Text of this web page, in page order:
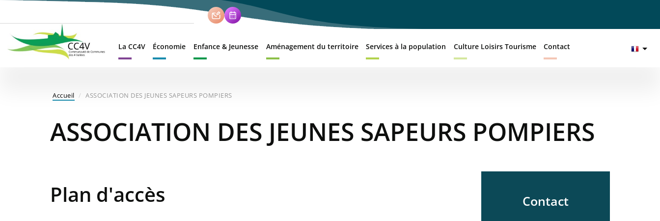
contenu
principal
La CC4V Économie Enfance & Jeunesse Aménagement du territoire Services à la population Culture Loisirs Tourisme Contact
Accueil ASSOCIATION DES JEUNES SAPEURS POMPIERS
ASSOCIATION DES JEUNES SAPEURS POMPIERS
Plan d'accès Contact